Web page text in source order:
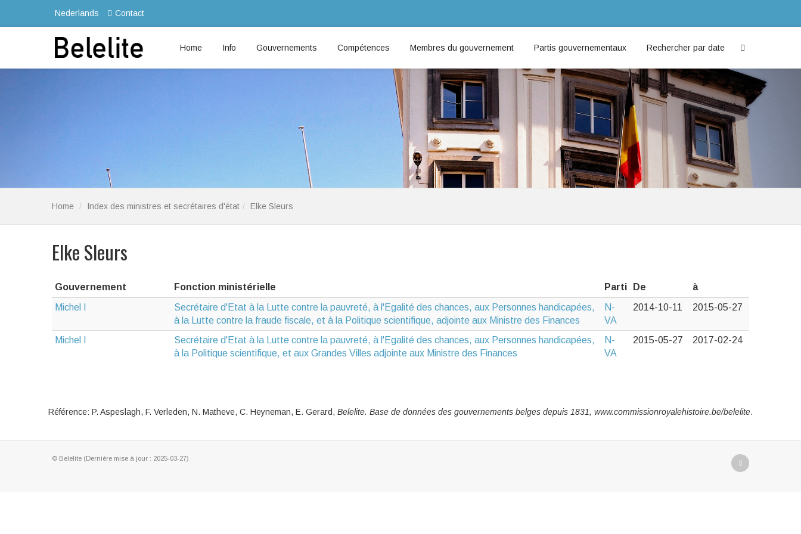
Nederlands Contact
Home Info Gouvernements Compétences Membres du gouvernement Partis gouvernementaux Rechercher par date
Home Index des ministres et secrétaires d'état Elke Sleurs
Elke Sleurs
Gouvernement Fonction ministérielle Parti De
à
Michel I
Secrétaire d'Etat à la Lutte contre la pauvreté, à l'Egalité des chances, aux Personnes handicapées,
à la Lutte contre la fraude fiscale, et à la Politique scientifique, adjointe aux Ministre des Finances
N-
VA
2014-10-11 2015-05-27
Michel I
Secrétaire d'Etat à la Lutte contre la pauvreté, à l'Egalité des chances, aux Personnes handicapées,
à la Politique scientifique, et aux Grandes Villes adjointe aux Ministre des Finances
N-
VA
2015-05-27 2017-02-24
Référence: P. Aspeslagh, F. Verleden, N. Matheve, C. Heyneman, E. Gerard, Belelite. Base de données des gouvernements belges depuis 1831, www.commissionroyalehistoire.be/belelite.
© Belelite (Dernière mise à jour : 2025-03-27)